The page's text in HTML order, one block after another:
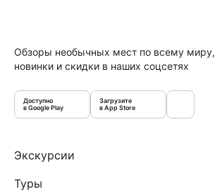
Обзоры необычных мест по всему миру,
новинки и скидки в наших соцсетях
Доступно
в Google Play
Загрузите
в App Store
Экскурсии
Туры